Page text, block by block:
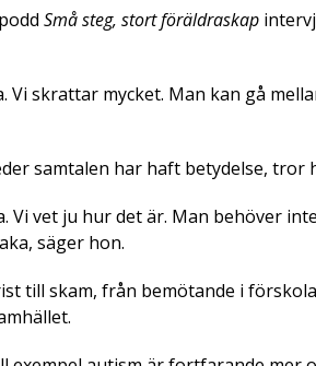
Små steg, stort föräldraskap
Vi skrattar mycket. Man kan gå
samtalen har haft betydelse, tror
vet ju hur det är. Man behöver
säger hon.
till skam, från bemötande i